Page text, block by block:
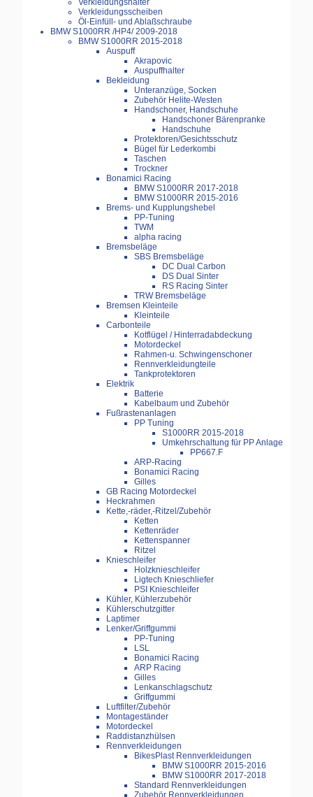
Verkleidungshalter
Verkleidungsscheiben
Öl-Einfüll- und Ablaßschraube
BMW S1000RR /HP4/ 2009-2018
BMW S1000RR 2015-2018
Auspuff
Akrapovic
Auspuffhalter
Bekleidung
Unteranzüge, Socken
Zubehör Helite-Westen
Handschoner, Handschuhe
Handschoner Bärenpranke
Handschuhe
Protektoren/Gesichtsschutz
Bügel für Lederkombi
Taschen
Trockner
Bonamici Racing
BMW S1000RR 2017-2018
BMW S1000RR 2015-2016
Brems- und Kupplungshebel
PP-Tuning
TWM
alpha racing
Bremsbeläge
SBS Bremsbeläge
DC Dual Carbon
DS Dual Sinter
RS Racing Sinter
TRW Bremsbeläge
Bremsen Kleinteile
Kleinteile
Carbonteile
Kotflügel / Hinterradabdeckung
Motordeckel
Rahmen-u. Schwingenschoner
Rennverkleidungteile
Tankprotektoren
Elektrik
Batterie
Kabelbaum und Zubehör
Fußrastenanlagen
PP Tuning
S1000RR 2015-2018
Umkehrschaltung für PP Anlage
PP667.F
ARP-Racing
Bonamici Racing
Gilles
GB Racing Motordeckel
Heckrahmen
Kette,-räder,-Ritzel/Zubehör
Ketten
Kettenräder
Kettenspanner
Ritzel
Knieschleifer
Holzknieschleifer
Ligtech Knieschliefer
PSI Knieschleifer
Kühler, Kühlerzubehör
Kühlerschutzgitter
Laptimer
Lenker/Griffgummi
PP-Tuning
LSL
Bonamici Racing
ARP Racing
Gilles
Lenkanschlagschutz
Griffgummi
Luftfilter/Zubehör
Montageständer
Motordeckel
Raddistanzhülsen
Rennverkleidungen
BikesPlast Rennverkleidungen
BMW S1000RR 2015-2016
BMW S1000RR 2017-2018
Standard Rennverkleidungen
Zubehör Rennverkleidungen